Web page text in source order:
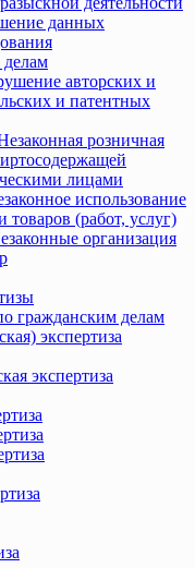
данных
авторских и
и патентных
розничная
лицами
использование
товаров (работ, услуг)
организация
гражданским делам
экспертиза
экспертиза